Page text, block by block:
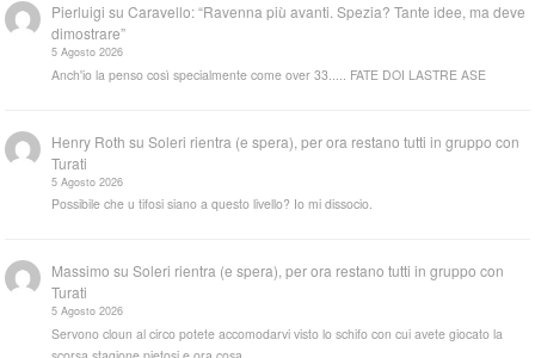
Pierluigi suCaravello: “Ravenna più avanti. Spezia? Tante idee, ma deve
dimostrare”
5 Agosto 2026
Anch'io la penso così specialmente come over 33..... FATE DOI LASTRE ASE
Henry Roth suSoleri rientra (e spera), per ora restano tutti in gruppo con
Turati
5 Agosto 2026
Possibile che u tifosi siano a questo livello? Io mi dissocio.
Massimo suSoleri rientra (e spera), per ora restano tutti in gruppo con
Turati
5 Agosto 2026
Servono cloun al circo potete accomodarvi visto lo schifo con cui avete giocato la